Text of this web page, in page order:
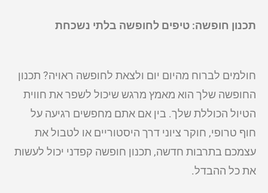
תכנון חופשה: טיפים לחופשה בלתי נשכחת
חולמים לברוח מהיום יום ולצאת לחופשה ראויה? תכנון
החופשה שלך הוא מאמץ מרגש שיכול לשפר את חווית
הטיול הכוללת שלך. בין אם אתם מחפשים רגיעה על
חוף טרופי, חוקר ציוני דרך היסטוריים או לטבול את
עצמכם בתרבות חדשה, תכנון חופשה קפדני יכול לעשות
את כל ההבדל.